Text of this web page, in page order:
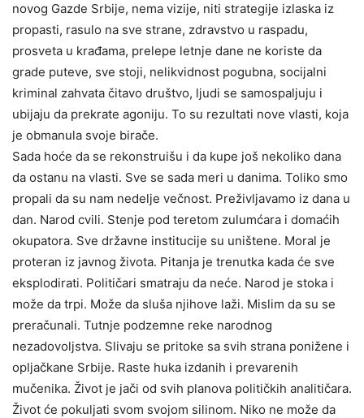
novog Gazde Srbije, nema vizije, niti strategije izlaska iz
propasti, rasulo na sve strane, zdravstvo u raspadu,
prosveta u krađama, prelepe letnje dane ne koriste da
grade puteve, sve stoji, nelikvidnost pogubna, socijalni
kriminal zahvata čitavo društvo, ljudi se samospaljuju i
ubijaju da prekrate agoniju. To su rezultati nove vlasti, koja
je obmanula svoje birače.
Sada hoće da se rekonstruišu i da kupe još nekoliko dana
da ostanu na vlasti. Sve se sada meri u danima. Toliko smo
propali da su nam nedelje večnost. Preživljavamo iz dana u
dan. Narod cvili. Stenje pod teretom zulumćara i domaćih
okupatora. Sve državne institucije su uništene. Moral je
proteran iz javnog života. Pitanja je trenutka kada će sve
eksplodirati. Političari smatraju da neće. Narod je stoka i
može da trpi. Može da sluša njihove laži. Mislim da su se
preračunali. Tutnje podzemne reke narodnog
nezadovoljstva. Slivaju se pritoke sa svih strana ponižene i
opljačkane Srbije. Raste huka izdanih i prevarenih
mučenika. Život je jači od svih planova političkih analitičara.
Život će pokuljati svom svojom silinom. Niko ne može da